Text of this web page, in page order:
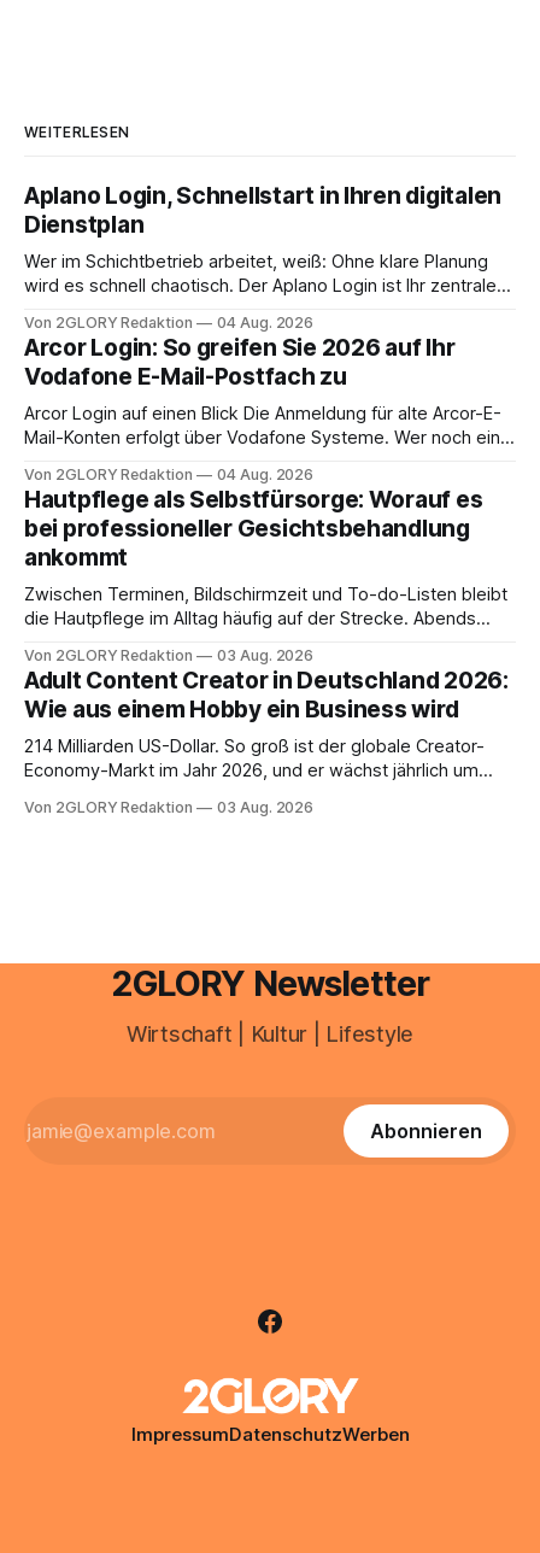
WEITERLESEN
Aplano Login, Schnellstart in Ihren digitalen
Dienstplan
Wer im Schichtbetrieb arbeitet, weiß: Ohne klare Planung
wird es schnell chaotisch. Der Aplano Login ist Ihr zentraler
abwesenheiten und die gesamte kommunikation rund um
Ihr personal digital zu organisieren. In diesem Leitfaden
erfahren Sie alles, was Sie für einen reibungslosen Einstieg
brauchen, von der Registrierung
Von 2GLORY Redaktion 04 Aug. 2026
Arcor Login: So greifen Sie 2026 auf Ihr
Vodafone E-Mail-Postfach zu
Arcor Login auf einen Blick Die Anmeldung für alte Arcor-E-
Mail-Konten erfolgt über Vodafone Systeme. Wer noch eine
besitzt, loggt sich heute über das Vodafone E-Mail & Cloud
Portal ein. Der klassische Arcor Login über mail.
Von 2GLORY Redaktion 04 Aug. 2026
Hautpflege als Selbstfürsorge: Worauf es
bei professioneller Gesichtsbehandlung
ankommt
Zwischen Terminen, Bildschirmzeit und To-do-Listen bleibt
die Hautpflege im Alltag häufig auf der Strecke. Abends
Drogerie – mehr ist zeitlich oft nicht drin. Dabei reagiert die
Haut empfindlich auf Stress, Schlafmangel und
Umwelteinflüsse: Sie wirkt müde, spannt oder neigt zu
Unreinheiten. Professionelle
Von 2GLORY Redaktion 03 Aug. 2026
Adult Content Creator in Deutschland 2026:
Wie aus einem Hobby ein Business wird
214 Milliarden US-Dollar. So groß ist der globale Creator-
Economy-Markt im Jahr 2026, und er wächst jährlich um
ist längst ein ernstzunehmender Wirtschaftszweig. Weltweit
Von 2GLORY Redaktion 03 Aug. 2026
2GLORY Newsletter
Wirtschaft | Kultur | Lifestyle
Abonnieren
ImpressumDatenschutzWerben